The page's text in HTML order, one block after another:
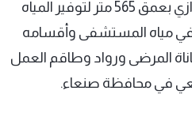
يحتوي المشروع على بئر ارتوازي بعمق 565 متر لتوفير المياه
في مياه المستشفى وأقسامه
المرضى ورواد وطاقم العمل
في محافظة صنعاء.